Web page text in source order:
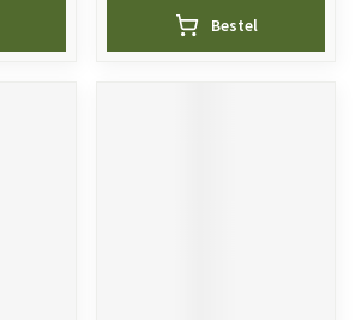
Bestel